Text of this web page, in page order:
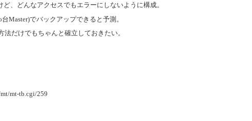
、どんなアクセスでもエラーにしないように構成。
Master)でバックアップできると予測。
だけでもちゃんと確立しておきたい。
mt-tb.cgi/259